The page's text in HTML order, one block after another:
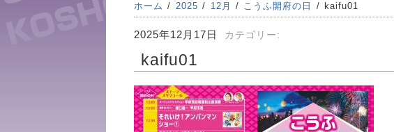
ホーム 2025 12月 こうふ開府の日 kaifu01
2025年12月17日 カテゴリー:
kaifu01